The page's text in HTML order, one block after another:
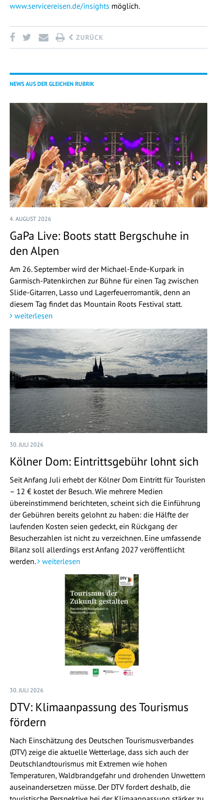
www.servicereisen.de/insights möglich.
ZURÜCK
NEWS AUS DER GLEICHEN RUBRIK
4. AUGUST 2026
GaPa Live: Boots statt Bergschuhe in
den Alpen
Am 26. September wird der Michael-Ende-Kurpark in
Garmisch-Patenkirchen zur Bühne für einen Tag zwischen
Slide-Gitarren, Lasso und Lagerfeuerromantik, denn an
diesem Tag findet das Mountain Roots Festival statt.
weiterlesen
30. JULI 2026
Kölner Dom: Eintrittsgebühr lohnt sich
Seit Anfang Juli erhebt der Kölner Dom Eintritt für Touristen
– 12 € kostet der Besuch. Wie mehrere Medien
übereinstimmend berichteten, scheint sich die Einführung
der Gebühren bereits gelohnt zu haben: die Hälfte der
laufenden Kosten seien gedeckt, ein Rückgang der
Besucherzahlen ist nicht zu verzeichnen. Eine umfassende
Bilanz soll allerdings erst Anfang 2027 veröffentlicht
werden.
weiterlesen
30. JULI 2026
DTV: Klimaanpassung des Tourismus
fördern
Nach Einschätzung des Deutschen Tourismusverbandes
(DTV) zeige die aktuelle Wetterlage, dass sich auch der
Deutschlandtourismus mit Extremen wie hohen
Temperaturen, Waldbrandgefahr und drohenden Unwettern
auseinandersetzen müsse. Der DTV fordert deshalb, die